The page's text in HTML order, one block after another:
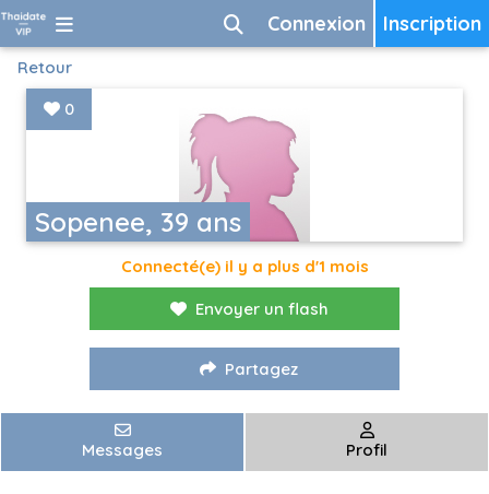
Inscription
Connexion
Retour
Sopenee, 39 ans
0
Connecté(e) il y a plus d'1 mois
Envoyer un flash
Partagez
Messages Profil